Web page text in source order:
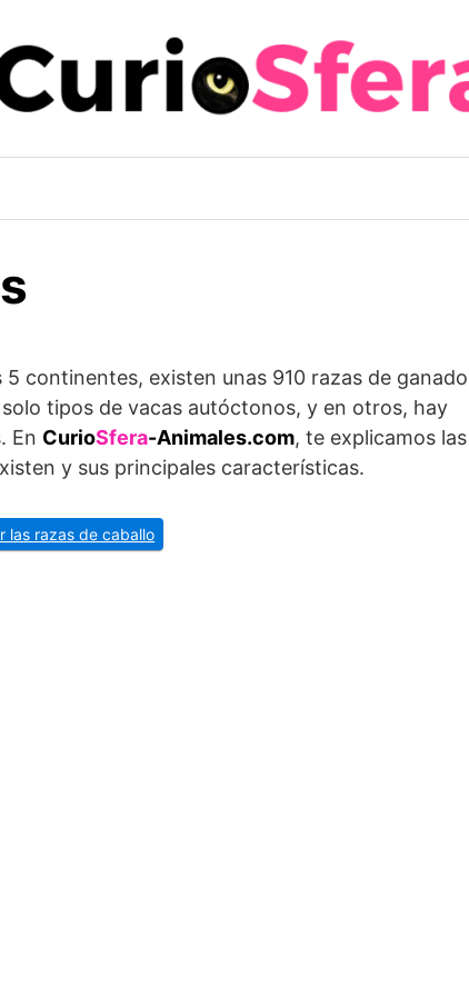
continentes, existen unas 910 razas de ganado
tipos de vacas autóctonos, y en otros, hay
En CurioSfera-Animales.com, te explicamos las
y sus principales características.
las razas de caballo